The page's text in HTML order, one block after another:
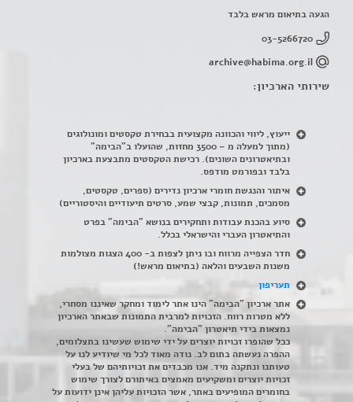
הגעה בתיאום מראש בלבד
03-5266720
archive@habima.org.il
שירותי הארכיון:
ייעוץ, ליווי והכוונה מקצועית בבחירת טקסטים ומונולוגים
(מתוך למעלה מ – 3500 מחזות, שהועלו ב"הבימה"
ובתיאטרונים השונים). רכישת הטקסטים מתבצעת בארכיון
בלבד ובפורמט מודפס.
איתור והנגשת חומרי ארכיון נדירים (ספרים, טקסטים,
מסמכים, תמונות, קבצי שמע, סרטים תיעודיים והיסטוריים)
סיוע בהכנת עבודות ותחקירים בנושא "הבימה" בפרט
והתיאטרון העברי והישראלי בכלל.
חדר הצפייה מרווח ובו ניתן לצפות ב- 400 הצגות מצולמות
משנות השבעים והלאה (בתיאום מראש!)
תעריפון
אתר ארכיון "הבימה" הינו אתר לימוד ומחקר שאיננו מסחרי,
ללא מטרות רווח. הזכויות למרבית התמונות שבאתר הארכיון
נמצאות בידי תיאטרון "הבימה".
ככל שהופרו זכויות יוצרים על ידי שימוש שעשינו בתצלומים,
ההפרה נעשתה בתום לב. נודה מאוד לכל מי שיודיע לנו על
טעותנו ונתקנה מיד. אנו מכבדים את זכויותיהם של בעלי
זכויות יוצרים ומשקיעים מאמצים באיתורם לצורך שימוש
בחומרים המופיעים באתר, אשר הזכויות עליהן אינן ידועות על